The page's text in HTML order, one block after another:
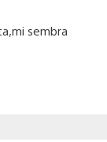
sembra